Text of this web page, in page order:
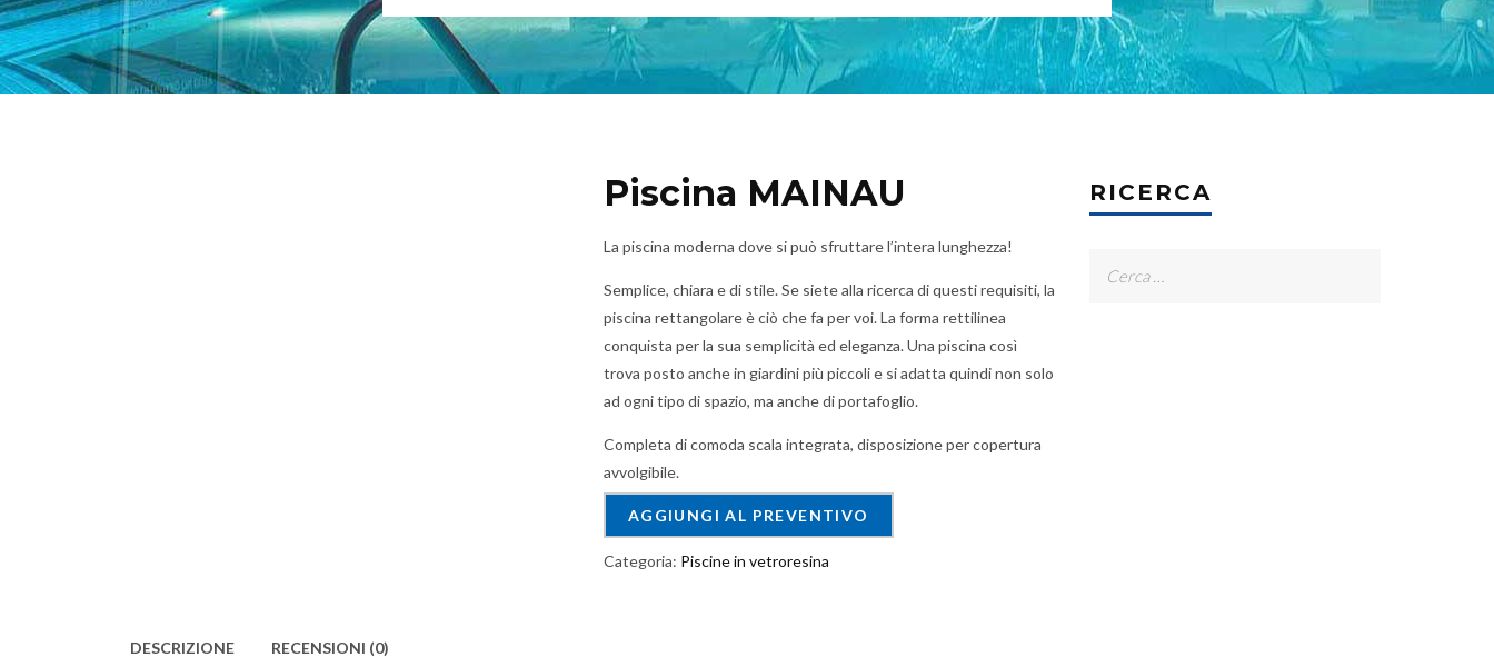
Piscina MAINAU
La piscina moderna dove si può sfruttare l’intera lunghezza!
Semplice, chiara e di stile. Se siete alla ricerca di questi requisiti, la
piscina rettangolare è ciò che fa per voi. La forma rettilinea
conquista per la sua semplicità ed eleganza. Una piscina così
trova posto anche in giardini più piccoli e si adatta quindi non solo
ad ogni tipo di spazio, ma anche di portafoglio.
Completa di comoda scala integrata, disposizione per copertura
avvolgibile.
AGGIUNGI AL PREVENTIVO
Categoria: Piscine in vetroresina
DESCRIZIONE RECENSIONI (0)
RICERCA